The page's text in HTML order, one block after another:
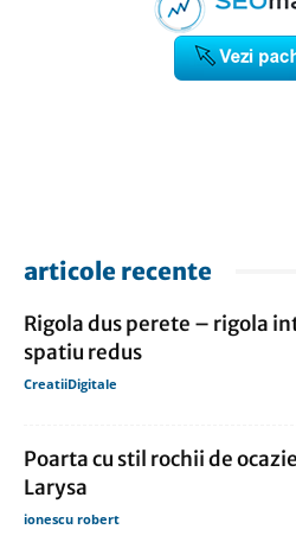
articole recente
Rigola dus perete – rigola
spatiu redus
CreatiiDigitale
Poarta cu stil rochii de
Larysa
ionescu robert